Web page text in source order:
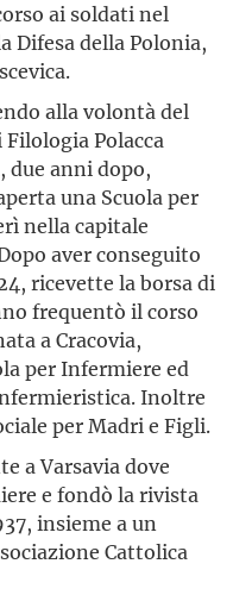
ai soldati nel
Difesa della Polonia,
alla volontà del
Filologia Polacca
due anni dopo,
una Scuola per
nella capitale
aver conseguito
ricevette la borsa di
frequentò il corso
a Cracovia,
per Infermiere ed
Inoltre
per Madri e Figli.
a Varsavia dove
e fondò la rivista
insieme a un
Cattolica